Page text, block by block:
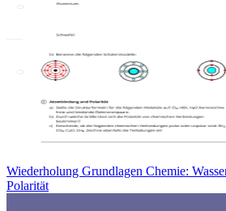
Wiederholung Grundlagen Chemie:
Polarität